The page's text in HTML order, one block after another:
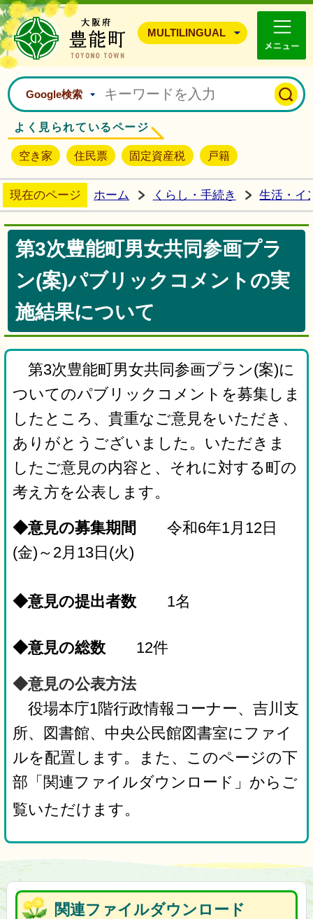
豊能町ホームページ
MULTILINGUAL
Google検索
よく見られているページ
空き家 住民票 固定資産税 戸籍
現在のページ ホーム くらし・手続き 生活・イ
第3次豊能町男女共同参画プラ
ン(案)パブリックコメントの実
施結果について
第3次豊能町男女共同参画プラン(案)に
ついてのパブリックコメントを募集しま
したところ、貴重なご意見をいただき、
ありがとうございました。いただきま
したご意見の内容と、それに対する町の
考え方を公表します。
◆意見の募集期間 令和6年1月12日
(金)～2月13日(火)
◆意見の提出者数 1名
◆意見の総数 12件
◆意見の公表方法
役場本庁1階行政情報コーナー、吉川支
所、図書館、中央公民館図書室にファイ
ルを配置します。また、このページの下
部「関連ファイルダウンロード」からご
覧いただけます。
関連ファイルダウンロード